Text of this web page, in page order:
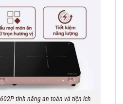
tính năng an toàn và tiện ích